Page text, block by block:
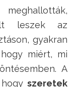
leszek az
gyakran
miért, mi
A
szeretek